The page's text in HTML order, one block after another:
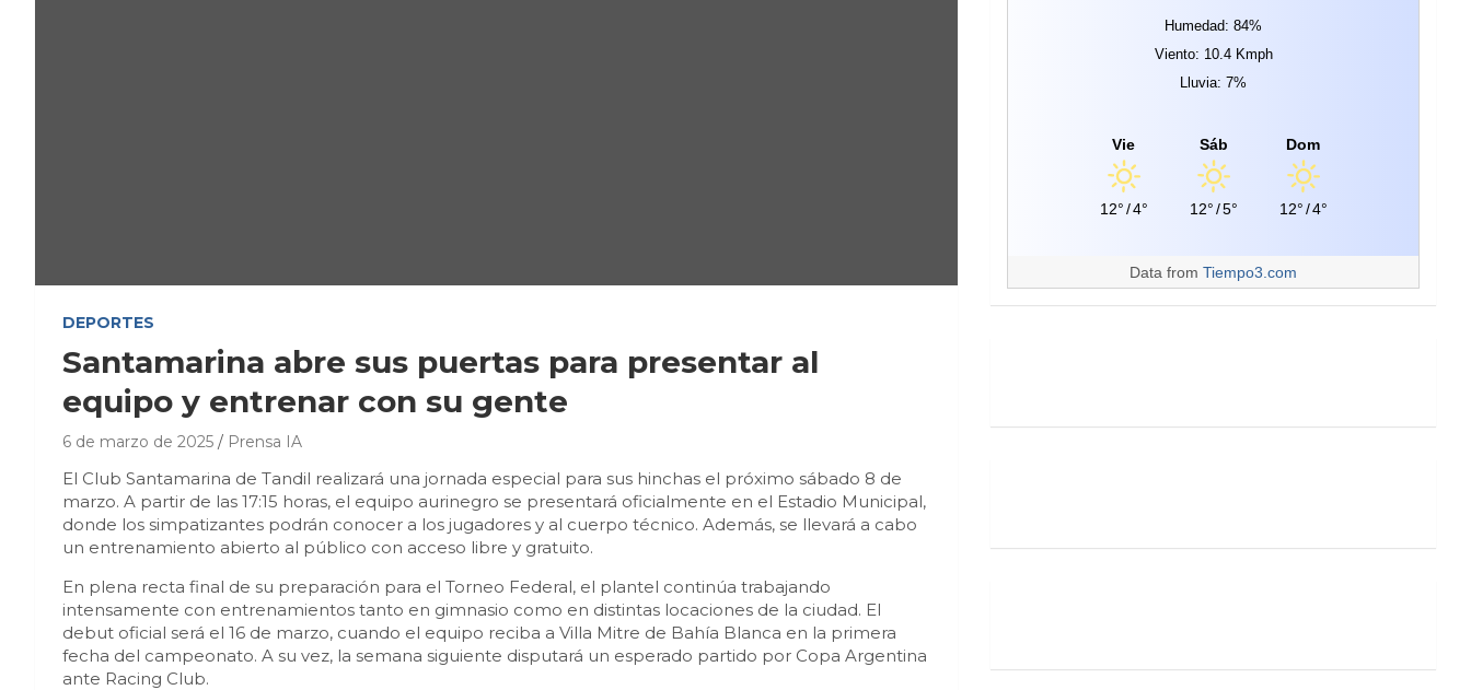
DEPORTES
Santamarina abre sus puertas para presentar al
equipo y entrenar con su gente
6 de marzo de 2025 Prensa IA
El Club Santamarina de Tandil realizará una jornada especial para sus hinchas el próximo sábado 8 de
marzo. A partir de las 17:15 horas, el equipo aurinegro se presentará oficialmente en el Estadio Municipal,
donde los simpatizantes podrán conocer a los jugadores y al cuerpo técnico. Además, se llevará a cabo
un entrenamiento abierto al público con acceso libre y gratuito.
En plena recta final de su preparación para el Torneo Federal, el plantel continúa trabajando
intensamente con entrenamientos tanto en gimnasio como en distintas locaciones de la ciudad. El
debut oficial será el 16 de marzo, cuando el equipo reciba a Villa Mitre de Bahía Blanca en la primera
fecha del campeonato. A su vez, la semana siguiente disputará un esperado partido por Copa Argentina
ante Racing Club.
Humedad: 84%
Viento: 10.4 Kmph
Lluvia: 7%
Vie
12°/4°
Sáb
12°/5°
Dom
12°/4°
Data fromTiempo3.com